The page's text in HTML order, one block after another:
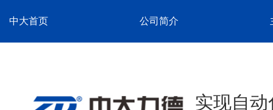
中大首页 公司简介
实现自